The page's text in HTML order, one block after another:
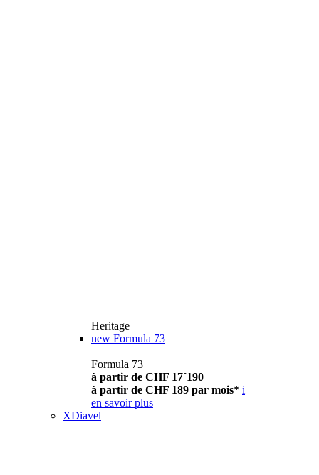
Heritage
new Formula 73
Formula 73
à partir de CHF 17´190
à partir de CHF 189 par mois* i
en savoir plus
XDiavel